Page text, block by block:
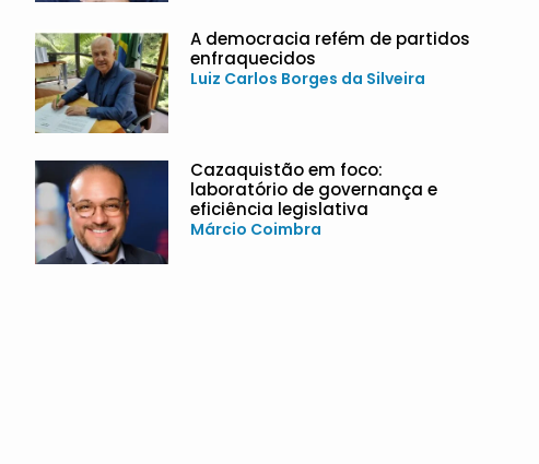
A democracia refém de partidos
enfraquecidos
Luiz Carlos Borges da Silveira
Cazaquistão em foco:
laboratório de governança e
eficiência legislativa
Márcio Coimbra